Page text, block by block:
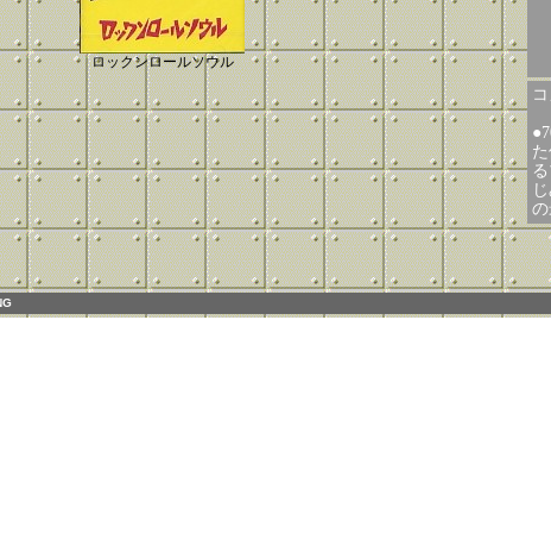
ロックンロールソウル
の